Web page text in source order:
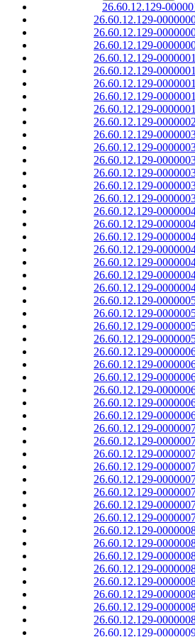
26.60.12.129-
26.60.12.129-
26.60.12.129-
26.60.12.129-
26.60.12.129-
26.60.12.129-
26.60.12.129-
26.60.12.129-
26.60.12.129-
26.60.12.129-
26.60.12.129-
26.60.12.129-
26.60.12.129-
26.60.12.129-
26.60.12.129-
26.60.12.129-
26.60.12.129-
26.60.12.129-
26.60.12.129-
26.60.12.129-
26.60.12.129-
26.60.12.129-
26.60.12.129-
26.60.12.129-
26.60.12.129-
26.60.12.129-
26.60.12.129-
26.60.12.129-
26.60.12.129-
26.60.12.129-
26.60.12.129-
26.60.12.129-
26.60.12.129-
26.60.12.129-
26.60.12.129-
26.60.12.129-
26.60.12.129-
26.60.12.129-
26.60.12.129-
26.60.12.129-
26.60.12.129-
26.60.12.129-
26.60.12.129-
26.60.12.129-
26.60.12.129-
26.60.12.129-
26.60.12.129-
26.60.12.129-
26.60.12.129-
26.60.12.129-